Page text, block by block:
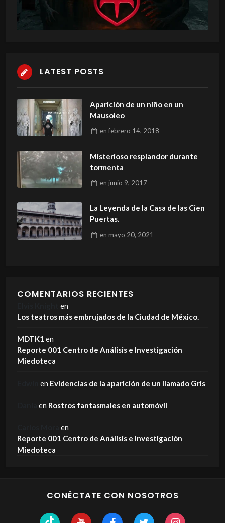
LATEST POSTS
Aparición de un niño en un
Mausoleo
en febrero 14, 2018
Misterioso resplandor durante
tormenta
en junio 9, 2017
La Leyenda de la Casa de las Cien
Puertas.
en mayo 20, 2021
COMENTARIOS RECIENTES
en
Los teatros más embrujados de la Ciudad de México.
MDTK1 en
Reporte 001 Centro de Análisis e Investigación
Miedoteca
en Evidencias de la aparición de un llamado Gris
en Rostros fantasmales en automóvil
en
Reporte 001 Centro de Análisis e Investigación
Miedoteca
CONÉCTATE CON NOSOTROS